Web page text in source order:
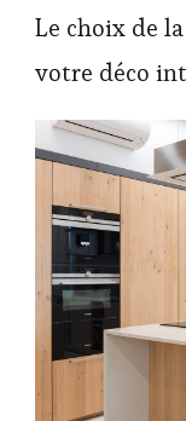
Le choix de
votre déco